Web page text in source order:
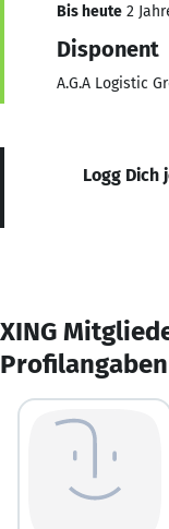
Bis heute 2
Disponent
A.G.A Logistic
Logg Dich
XING
Profilangaben